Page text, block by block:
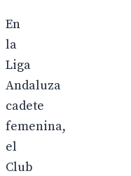
En
la
Liga
Andaluza
cadete
femenina,
el
Club